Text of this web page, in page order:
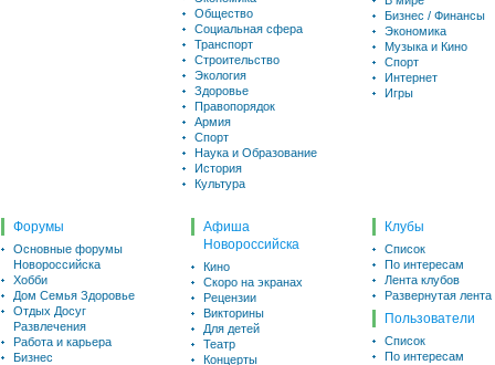
Общество
Социальная сфера
Транспорт
Строительство
Экология
Здоровье
Правопорядок
Армия
Спорт
Наука и Образование
История
Культура
Бизнес / Финансы
Экономика
Музыка и Кино
Спорт
Интернет
Игры
Форумы
Основные форумы
Новороссийска
Хобби
Дом Семья Здоровье
Отдых Досуг
Развлечения
Работа и карьера
Бизнес
Афиша
Новороссийска
Кино
Скоро на экранах
Рецензии
Викторины
Для детей
Театр
Концерты
Клубы
Список
По интересам
Лента клубов
Развернутая лента
Пользователи
Список
По интересам